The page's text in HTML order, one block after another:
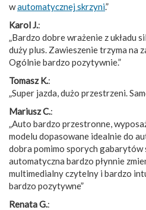
wautomatycznej skrzyni.”
Karol J.:
„Bardzo dobre wrażenie z układu
duży plus. Zawieszenie trzyma na
Ogólnie bardzo pozytywnie.”
Tomasz K.:
„Super jazda, dużo przestrzeni.
Mariusz C.:
„Auto bardzo przestronne,
modelu dopasowane idealnie do
dobra pomimo sporych gabarytów
automatyczna bardzo płynnie
multimedialny czytelny i bardzo
bardzo pozytywne”
Renata G.: